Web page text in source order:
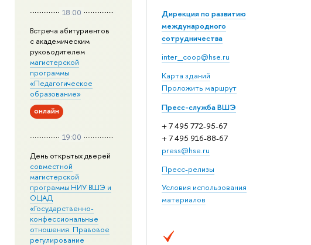
Дирекция по развитию
международного
сотрудничества
inter_coop@hse.ru
Карта зданий
Проложить маршрут
Пресс-служба ВШЭ
+ 7 495 772-95-67
+ 7 495 916-88-67
press@hse.ru
Пресс-релизы
Условия использования
материалов
18:00
Встреча абитуриентов
с академическим
руководителем
магистерской
программы
«Педагогическое
образование»
онлайн
19:00
День открытых дверей
совместной
магистерской
программы НИУ ВШЭ и
ОЦАД
«Государственно-
конфессиональные
отношения. Правовое
регулирование